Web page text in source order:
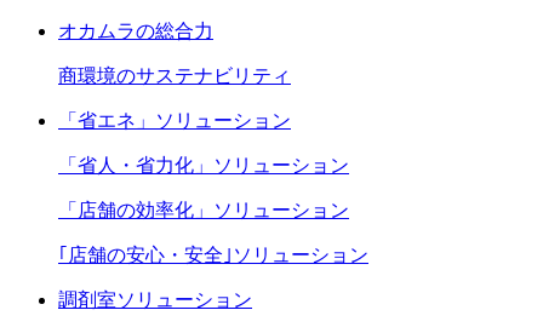
オカムラの総合力
商環境のサステナビリティ
「省エネ」ソリューション
「省人・省力化」ソリューション
「店舗の効率化」ソリューション
｢店舗の安心・安全｣ソリューション
調剤室ソリューション